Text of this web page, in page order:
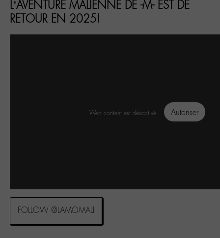
L’AVENTURE MALIENNE DE -M- EST DE
RETOUR EN 2025!
Web content est désactivé. Autoriser
FOLLOW @LAMOMALI